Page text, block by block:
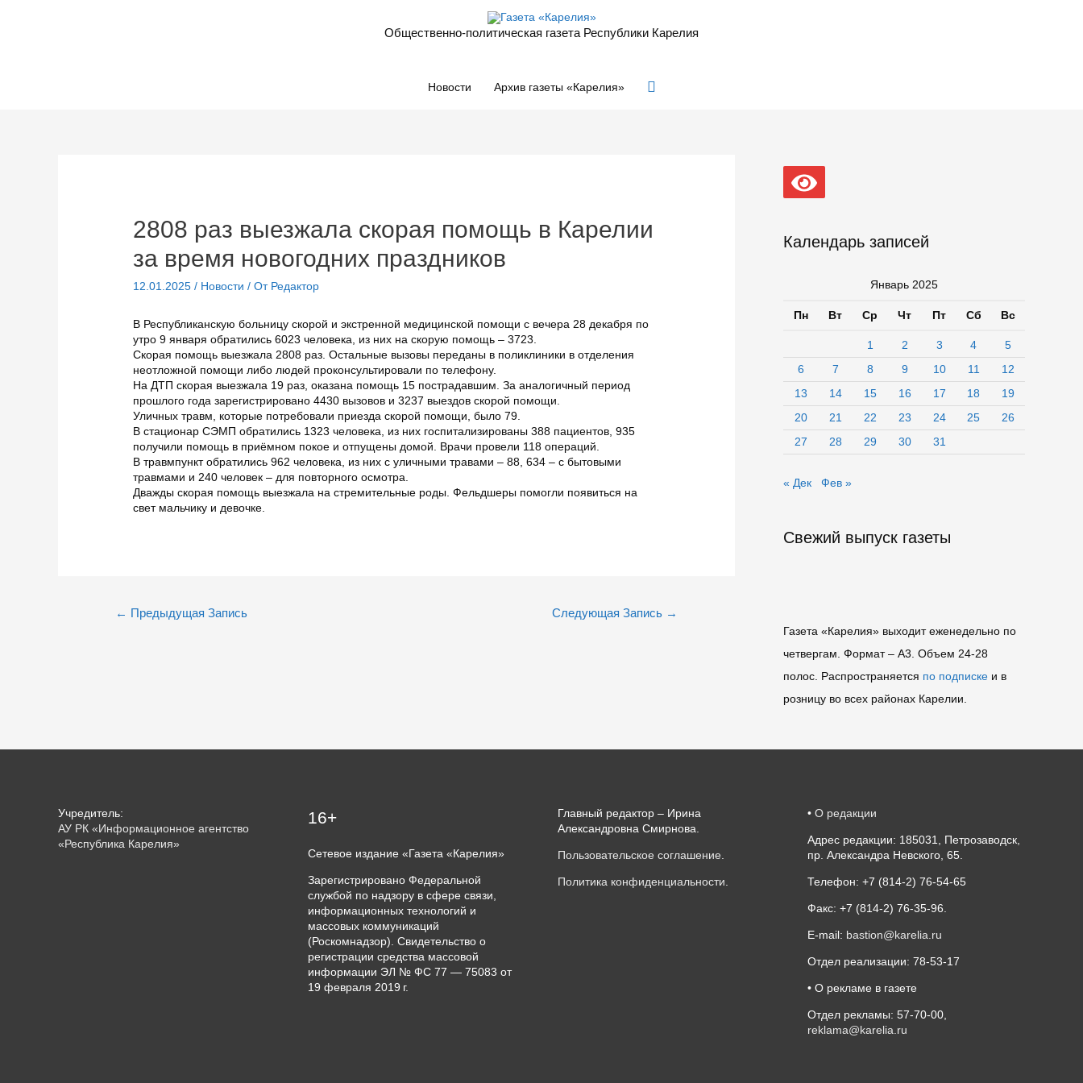
Общественно-политическая газета Республики Карелия
Новости Архив газеты «Карелия» Поиск
2808 раз выезжала скорая помощь в Карелии
за время новогодних праздников
12.01.2025 / Новости / От Редактор
В Республиканскую больницу скорой и экстренной медицинской помощи с вечера 28 декабря по
утро 9 января обратились 6023 человека, из них на скорую помощь – 3723.
Скорая помощь выезжала 2808 раз. Остальные вызовы переданы в поликлиники в отделения
неотложной помощи либо людей проконсультировали по телефону.
На ДТП скорая выезжала 19 раз, оказана помощь 15 пострадавшим. За аналогичный период
прошлого года зарегистрировано 4430 вызовов и 3237 выездов скорой помощи.
Уличных травм, которые потребовали приезда скорой помощи, было 79.
В стационар СЭМП обратились 1323 человека, из них госпитализированы 388 пациентов, 935
получили помощь в приёмном покое и отпущены домой. Врачи провели 118 операций.
В травмпункт обратились 962 человека, из них с уличными травами – 88, 634 – с бытовыми
травмами и 240 человек – для повторного осмотра.
Дважды скорая помощь выезжала на стремительные роды. Фельдшеры помогли появиться на
свет мальчику и девочке.
← Предыдущая Запись Следующая Запись →
Календарь записей
Январь 2025
Пн Вт Ср Чт Пт Сб Вс
1 2 3 4
5
6
7 8 9 10 11
12
13
14 15 16 17 18
19
20
21 22 23 24 25
26
27
28 29 30 31
« Дек Фев »
Свежий выпуск газеты
Газета «Карелия» выходит еженедельно по
четвергам. Формат – A3. Объем 24-28
полос. Распространяется по подписке и в
розницу во всех районах Карелии.
Учредитель:
АУ РК «Информационное агентство
«Республика Карелия»
16+
Сетевое издание «Газета «Карелия»
Зарегистрировано Федеральной
службой по надзору в сфере связи,
информационных технологий и
массовых коммуникаций
(Роскомнадзор). Свидетельство о
регистрации средства массовой
информации ЭЛ № ФС 77 — 75083 от
19 февраля 2019 г.
Главный редактор – Ирина
Александровна Смирнова.
Пользовательское соглашение
Политика конфиденциальности
• О редакции
Адрес редакции: 185031, Петрозаводск,
пр. Александра Невского, 65.
Телефон: +7 (814-2) 76-54-65
Факс: +7 (814-2) 76-35-96.
E-mail: bastion@karelia.ru
Отдел реализации: 78-53-17
• О рекламе в газете
Отдел рекламы: 57-70-00,
reklama@karelia.ru